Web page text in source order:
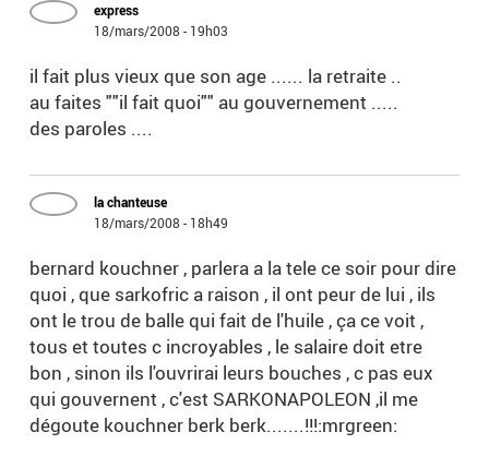
express
18/mars/2008 - 19h03
il fait plus vieux que son age ...... la retraite ..
au faites ""il fait quoi"" au gouvernement .....
des paroles ....
la chanteuse
18/mars/2008 - 18h49
bernard kouchner , parlera a la tele ce soir pour dire
quoi , que sarkofric a raison , il ont peur de lui , ils
ont le trou de balle qui fait de l'huile , ça ce voit ,
tous et toutes c incroyables , le salaire doit etre
bon , sinon ils l'ouvrirai leurs bouches , c pas eux
qui gouvernent , c'est SARKONAPOLEON ,il me
dégoute kouchner berk berk.......!!!:mrgreen: